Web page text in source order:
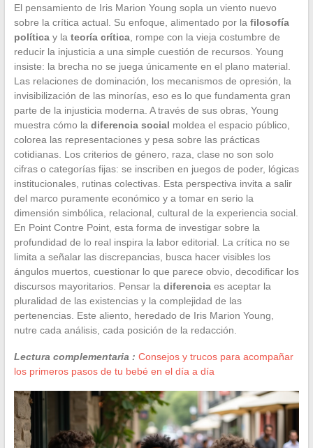
El pensamiento de Iris Marion Young sopla un viento nuevo
sobre la crítica actual. Su enfoque, alimentado por la filosofía
políticay la teoría crítica, rompe con la vieja costumbre de
reducir la injusticia a una simple cuestión de recursos. Young
insiste: la brecha no se juega únicamente en el plano material.
Las relaciones de dominación, los mecanismos de opresión, la
invisibilización de las minorías, eso es lo que fundamenta gran
parte de la injusticia moderna. A través de sus obras, Young
muestra cómo la diferencia social moldea el espacio público,
colorea las representaciones y pesa sobre las prácticas
cotidianas. Los criterios de género, raza, clase no son solo
cifras o categorías fijas: se inscriben en juegos de poder, lógicas
institucionales, rutinas colectivas. Esta perspectiva invita a salir
del marco puramente económico y a tomar en serio la
dimensión simbólica, relacional, cultural de la experiencia social.
En Point Contre Point, esta forma de investigar sobre la
profundidad de lo real inspira la labor editorial. La crítica no se
limita a señalar las discrepancias, busca hacer visibles los
ángulos muertos, cuestionar lo que parece obvio, decodificar los
discursos mayoritarios. Pensar la diferenciaes aceptar la
pluralidad de las existencias y la complejidad de las
pertenencias. Este aliento, heredado de Iris Marion Young,
nutre cada análisis, cada posición de la redacción.
Lectura complementaria : Consejos y trucos para acompañar
los primeros pasos de tu bebé en el día a día